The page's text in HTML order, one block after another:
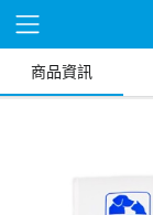
商品資訊